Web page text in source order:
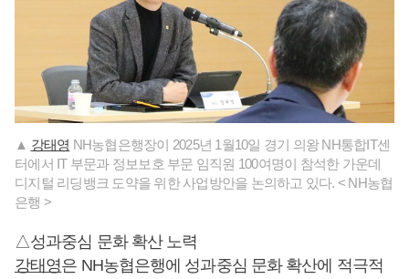
▲ 강태영 NH농협은행장이 2025년 1월10일 경기 의왕 NH통합IT센
터에서 IT 부문과 정보보호 부문 임직원 100여명이 참석한 가운데
디지털 리딩뱅크 도약을 위한 사업방안을 논의하고 있다. < NH농협
은행 >
△성과중심 문화 확산 노력
강태영은 NH농협은행에 성과중심 문화 확산에 적극적